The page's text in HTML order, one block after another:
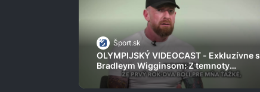
Šport.sk
OLYMPIJSKÝ VIDEOCAST - Exkluzívne s
Bradleym Wigginsom: Z temnoty
londýnskeho geta až na cyklistický
Olymp a boj o holý život